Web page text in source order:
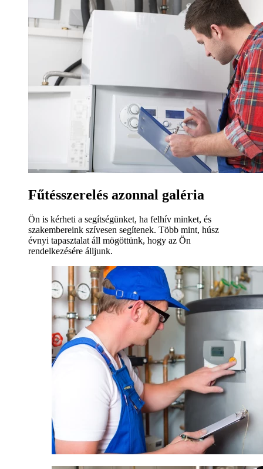
Fűtésszerelés azonnal galéria
Ön is kérheti a segítségünket, ha felhív minket, és
szakembereink szívesen segítenek. Több mint, húsz
évnyi tapasztalat áll mögöttünk, hogy az Ön
rendelkezésére álljunk.